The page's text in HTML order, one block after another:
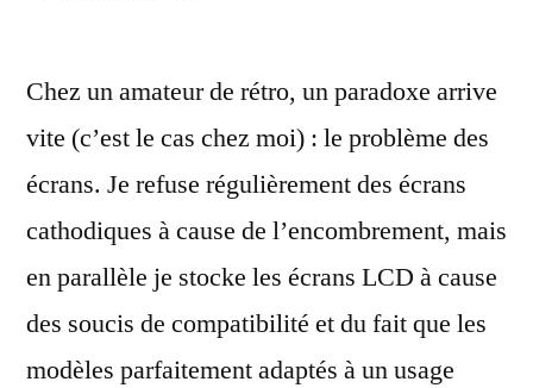
recherche
l’écran
parfait
rétro
Chez un amateur de rétro, un paradoxe arrive
vite (c’est le cas chez moi) : le problème des
écrans. Je refuse régulièrement des écrans
cathodiques à cause de l’encombrement, mais
en parallèle je stocke les écrans LCD à cause
des soucis de compatibilité et du fait que les
modèles parfaitement adaptés à un usage